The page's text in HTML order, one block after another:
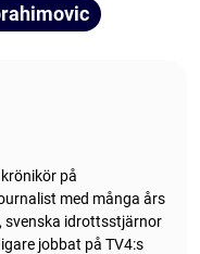
på
med många års
svenska idrottsstjärnor
jobbat på TV4:s